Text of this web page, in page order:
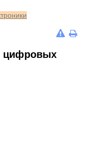
цифровых